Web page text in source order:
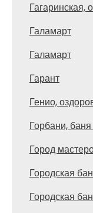
Гагаринская,
Галамарт
Галамарт
Гарант
Генио,
Горбани,
Город
Городская
Городская